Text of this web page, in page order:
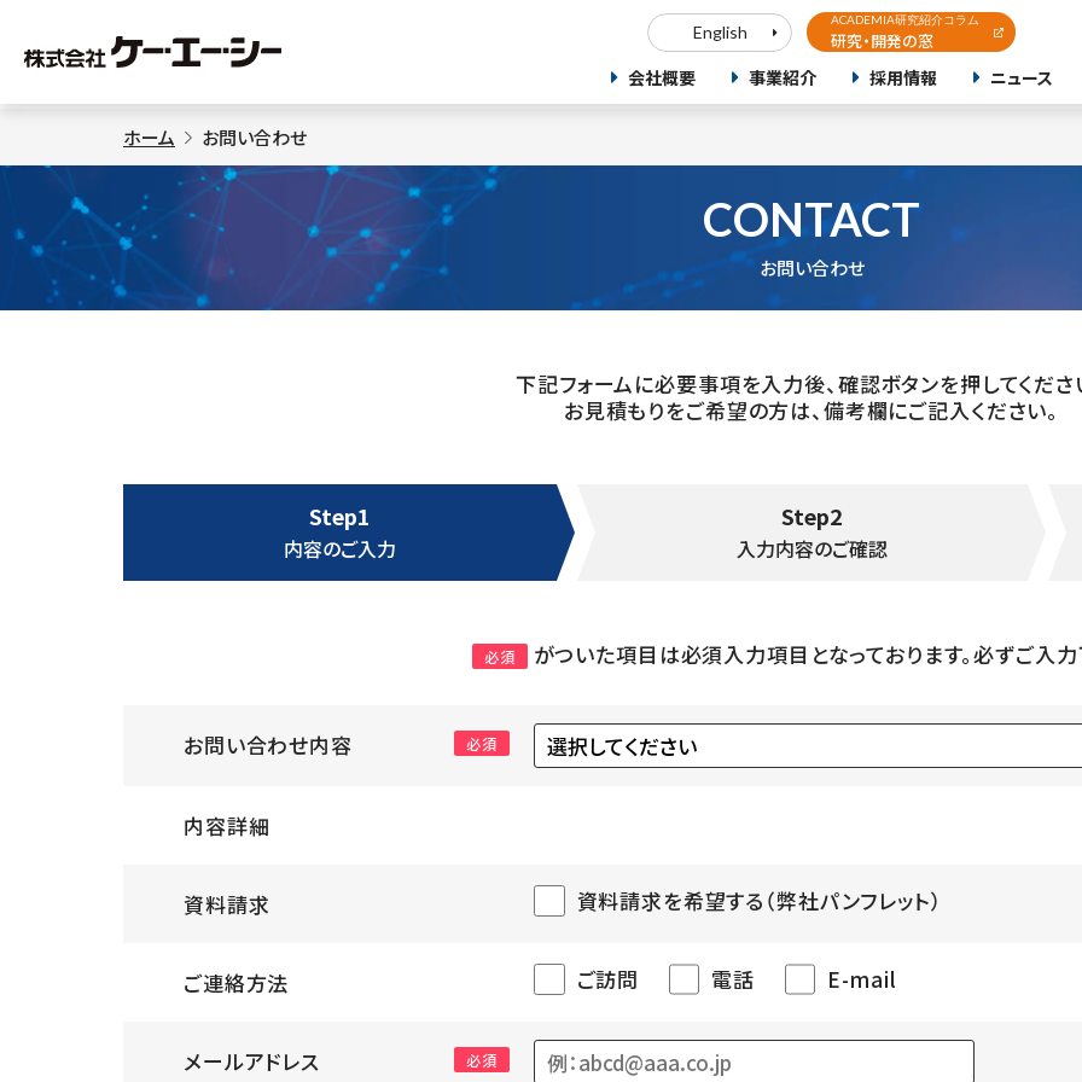
English
ACADEMIA研究紹介コラム
研究・開発の窓
会社概要 事業紹介 採用情報 ニュース
ホーム お問い合わせ
CONTACT
お問い合わせ
下記フォームに必要事項を入力後、確認ボタンを押してくださ
お見積もりをご希望の方は、備考欄にご記入ください。
Step1
内容のご入力
Step2
入力内容のご確認
必須 がついた項目は必須入力項目となっております。必ずご入力
お問い合わせ内容 必須
内容詳細
資料請求 資料請求を希望する（弊社パンフレット）
ご連絡方法 ご訪問 電話 E-mail
メールアドレス 必須